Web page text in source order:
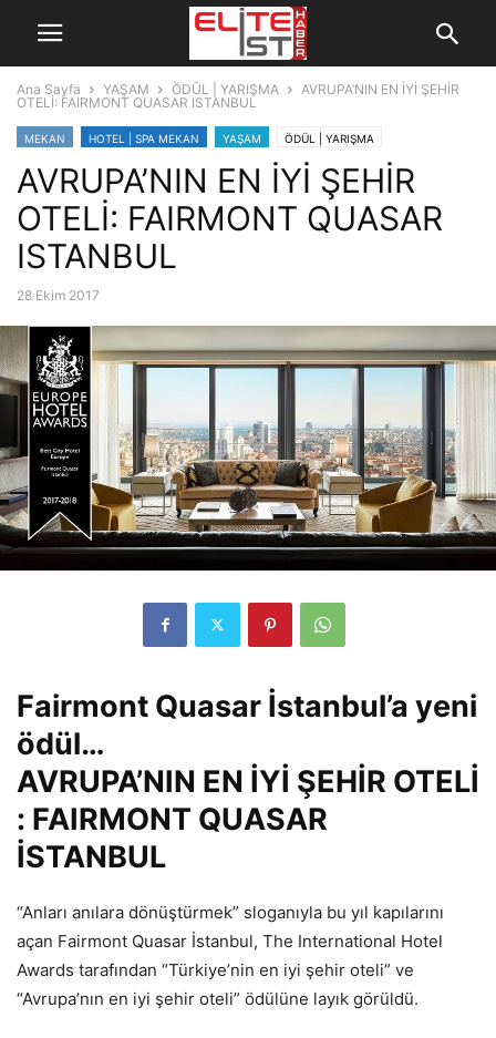
Ana Sayfa YAŞAM ÖDÜL | YARIŞMA
AVRUPA’NIN EN İYİ ŞEHİR
OTELİ: FAIRMONT QUASAR ISTANBUL
MEKAN HOTEL | SPA MEKAN YAŞAM ÖDÜL | YARIŞMA
AVRUPA’NIN EN İYİ ŞEHİR
OTELİ: FAIRMONT QUASAR
ISTANBUL
28 Ekim 2017
Fairmont Quasar İstanbul’a yeni
ödül…
AVRUPA’NIN EN İYİ ŞEHİR OTELİ
: FAIRMONT QUASAR
İSTANBUL
“Anları anılara dönüştürmek” sloganıyla bu yıl kapılarını
açan Fairmont Quasar İstanbul, The International Hotel
Awards tarafından “Türkiye’nin en iyi şehir oteli” ve
“Avrupa’nın en iyi şehir oteli” ödülüne layık görüldü.